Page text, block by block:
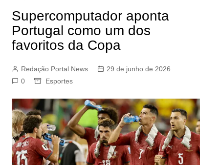
Supercomputador aponta
Portugal como um dos
favoritos da Copa
Redação Portal News
29 de junho de 2026
0
Esportes